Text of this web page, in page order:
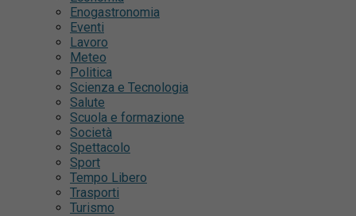
Enogastronomia
Eventi
Lavoro
Meteo
Politica
Scienza e Tecnologia
Salute
Scuola e formazione
Società
Spettacolo
Sport
Tempo Libero
Trasporti
Turismo